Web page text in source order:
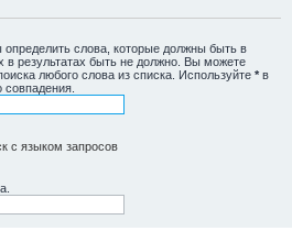
определить слова, которые должны быть в
в результатах быть не должно. Вы можете
любого слова из списка. Используйте * в
совпадения.
с языком запросов